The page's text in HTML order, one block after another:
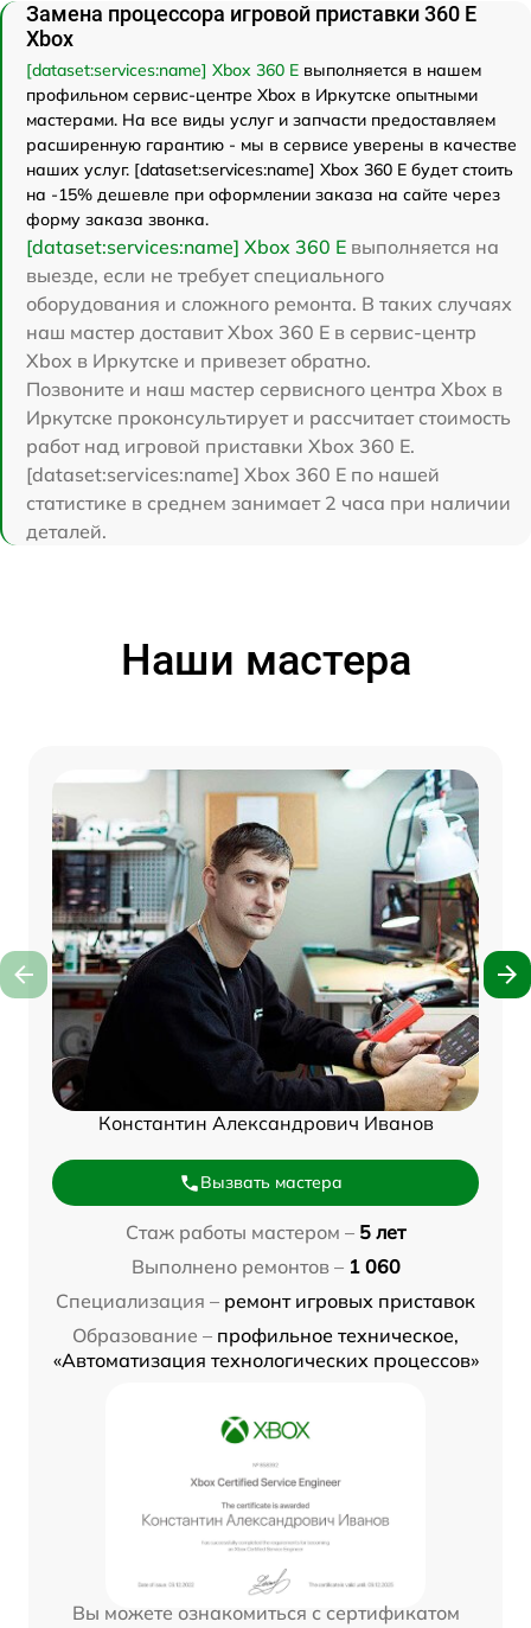
Замена процессора игровой приставки 360 E
Xbox
[dataset:services:name] Xbox 360 E выполняется в нашем
профильном сервис-центре Xbox в Иркутске опытными
мастерами. На все виды услуг и запчасти предоставляем
расширенную гарантию - мы в сервисе уверены в качестве
наших услуг. [dataset:services:name] Xbox 360 E будет стоить
на -15% дешевле при оформлении заказа на сайте через
форму заказа звонка.
[dataset:services:name] Xbox 360 E выполняется на
выезде, если не требует специального
оборудования и сложного ремонта. В таких случаях
наш мастер доставит Xbox 360 E в сервис-центр
Xbox в Иркутске и привезет обратно.
Позвоните и наш мастер сервисного центра Xbox в
Иркутске проконсультирует и рассчитает стоимость
работ над игровой приставки Xbox 360 E.
[dataset:services:name] Xbox 360 E по нашей
статистике в среднем занимает 2 часа при наличии
деталей.
Наши мастера
Константин Александрович Иванов
Вызвать мастера
Стаж работы мастером – 5 лет
Выполнено ремонтов – 1 060
Специализация – ремонт игровых приставок
Образование – профильное техническое,
«Автоматизация технологических процессов»
Вы можете ознакомиться с сертификатом